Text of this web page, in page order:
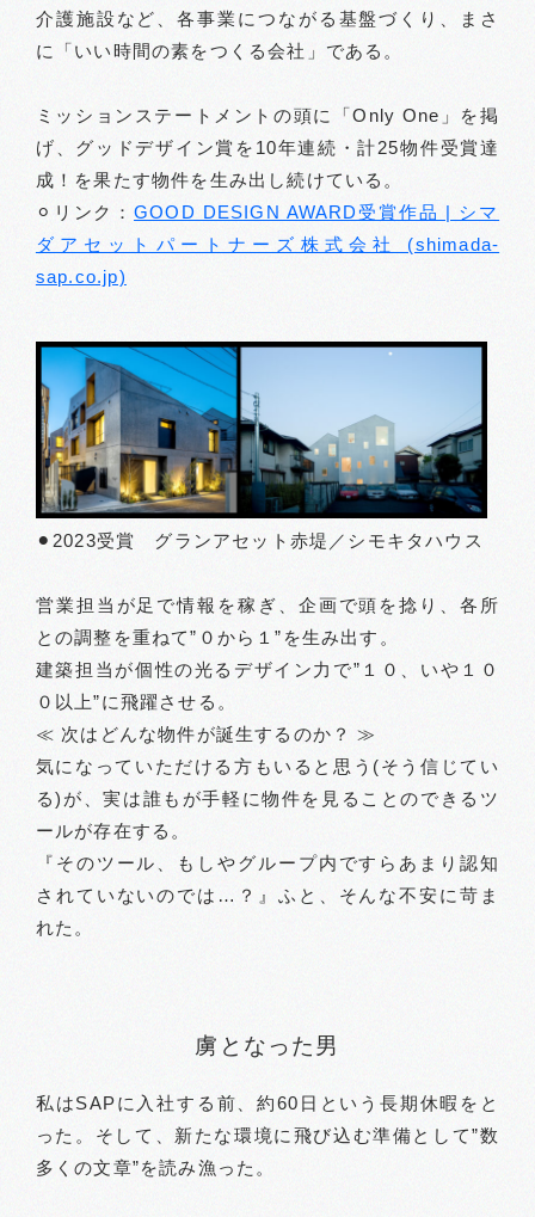
介護施設など、各事業につながる基盤づくり、まさ
に「いい時間の素をつくる会社」である。
ミッションステートメントの頭に「Only One」を掲
げ、グッドデザイン賞を10年連続・計25物件受賞達
成！を果たす物件を生み出し続けている。
⚪︎リンク：GOOD DESIGN AWARD受賞作品 | シマ
ダアセットパートナーズ株式会社 (shimada-
sap.co.jp)
⚫︎2023受賞 グランアセット赤堤／シモキタハウス
営業担当が足で情報を稼ぎ、企画で頭を捻り、各所
との調整を重ねて”０から１”を生み出す。
建築担当が個性の光るデザイン力で”１０、いや１０
０以上”に飛躍させる。
≪ 次はどんな物件が誕生するのか？ ≫
気になっていただける方もいると思う(そう信じてい
る)が、実は誰もが手軽に物件を見ることのできるツ
ールが存在する。
『そのツール、もしやグループ内ですらあまり認知
されていないのでは…？』ふと、そんな不安に苛ま
れた。
虜となった男
私はSAPに入社する前、約60日という長期休暇をと
った。そして、新たな環境に飛び込む準備として”数
多くの文章”を読み漁った。